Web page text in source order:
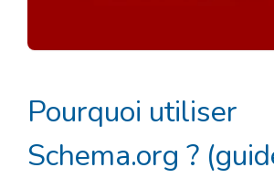
Pourquoi utiliser
Schema.org ?